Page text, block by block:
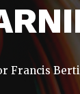
Francis Berti